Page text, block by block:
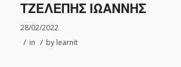
ΤΖΕΛΕΠΗΣ ΙΩΑΝΝΗΣ
28/02/2022
/ in / by learnit